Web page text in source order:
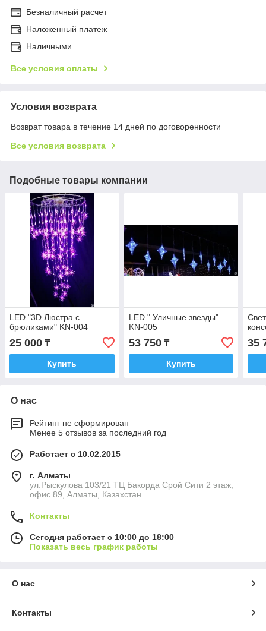
Безналичный расчет
Наложенный платеж
Наличными
Все условия оплаты
Условия возврата
Возврат товара в течение 14 дней по договоренности
Все условия возврата
Подобные товары компании
LED "3D Люстра с
брюликами" KN-004
25 000 ₸
Купить
LED " Уличные звезды"
KN-005
53 750₸
Купить
35
О нас
Рейтинг не сформирован
Менее 5 отзывов за последний год
Работает с 10.02.2015
г. Алматы
ул.Рыскулова 103/21 ТЦ Бакорда Срой Сити 2 этаж,
офис 89, Алматы, Казахстан
Контакты
Сегодня работает с 10:00 до 18:00
Показать весь график работы
О нас
Контакты